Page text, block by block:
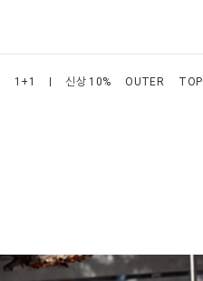
1+1 신상 10% OUTER TOP